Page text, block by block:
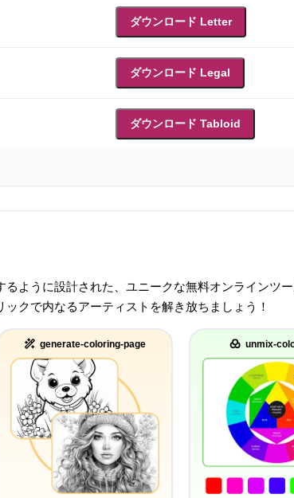
ダウンロード Letter
ダウンロード Legal
ダウンロード Tabloid
ように設計された、ユニークな無料オンラインツ
クで内なるアーティストを解き放ちましょう！
generate-coloring-page unmix-